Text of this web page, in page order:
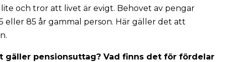
och tror att livet är evigt. Behovet av pengar
eller 85 år gammal person. Här gäller det att
gäller pensionsuttag? Vad finns det för fördelar